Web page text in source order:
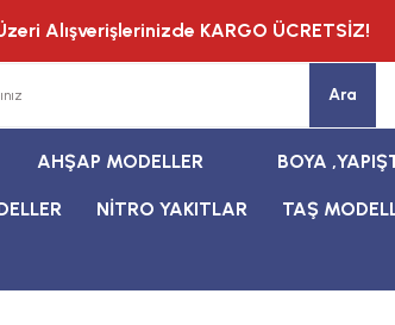
Alışverişlerinizde KARGO ÜCRETSİZ!
Ara
AHŞAP MODELLER BOYA
NİTRO YAKITLAR TAŞ